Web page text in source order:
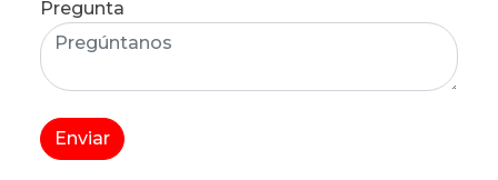
Pregunta
Enviar